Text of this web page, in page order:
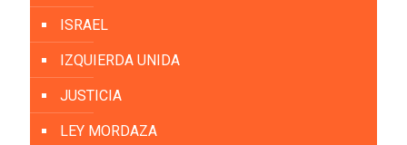
ISRAEL
IZQUIERDA UNIDA
JUSTICIA
LEY MORDAZA